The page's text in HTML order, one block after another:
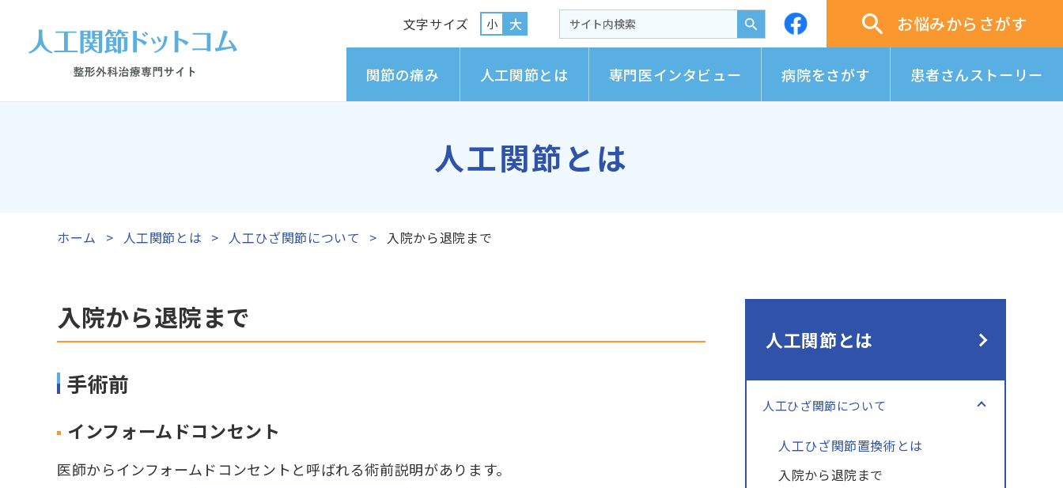
文字サイズ 小 大 お悩みからさがす
関節の痛み 人工関節とは 専門医インタビュー 病院をさがす 患者さんストーリー
人工関節とは
ホーム 人工関節とは 人工ひざ関節について 入院から退院まで
入院から退院まで
手術前
インフォームドコンセント
医師からインフォームドコンセントと呼ばれる術前説明があります。
人工関節とは
人工ひざ関節について
人工ひざ関節置換術とは
入院から退院まで